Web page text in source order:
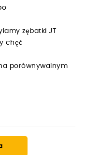
zębatki JT
chęć
porównywalnym